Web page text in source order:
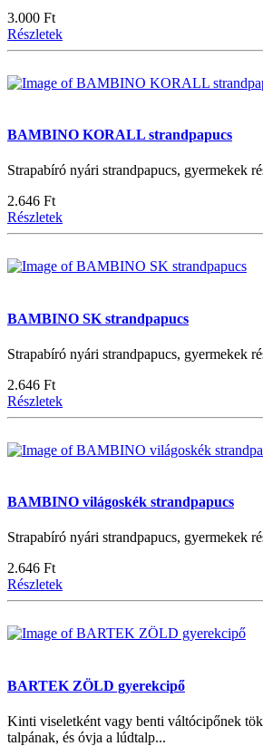
3.000 Ft
Részletek
BAMBINO KORALL strandpapucs
Strapabíró nyári strandpapucs, gyermekek
2.646 Ft
Részletek
BAMBINO SK strandpapucs
Strapabíró nyári strandpapucs, gyermekek
2.646 Ft
Részletek
BAMBINO világoskék strandpapucs
Strapabíró nyári strandpapucs, gyermekek
2.646 Ft
Részletek
BARTEK ZÖLD gyerekcipő
Kinti viseletként vagy benti váltócipőnek
talpának, és óvja a lúdtalp...